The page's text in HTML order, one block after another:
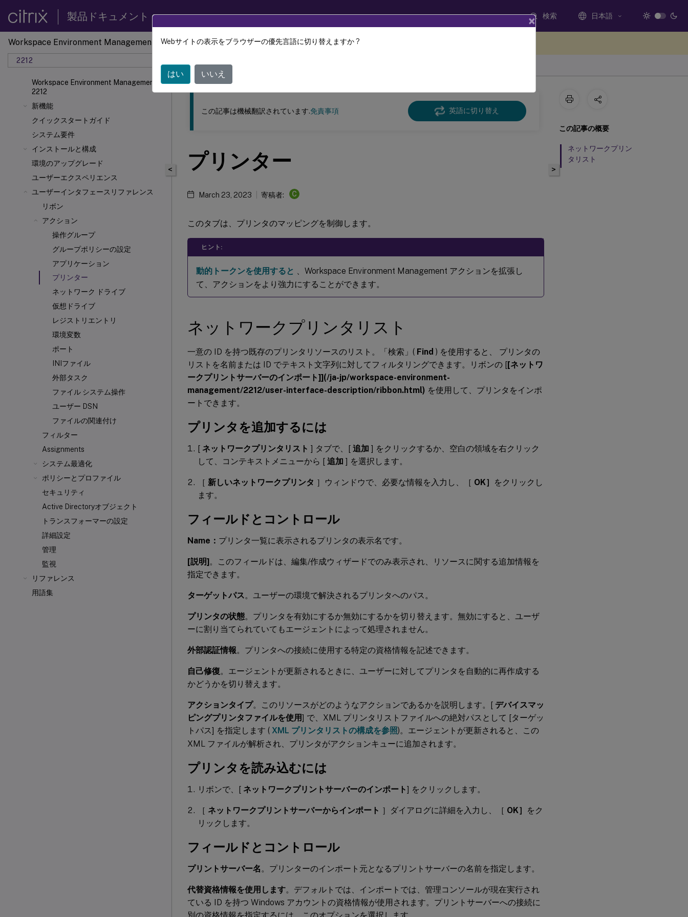
製品ドキュメント 検索 日本語
Workspace Environment Management
2212
Workspace Environment Management
2212
新機能
クイックスタートガイド
システム要件
インストールと構成
環境のアップグレード
ユーザーエクスペリエンス
ユーザーインタフェースリファレンス
リボン
アクション
操作グループ
グループポリシーの設定
アプリケーション
プリンター
ネットワーク ドライブ
仮想ドライブ
レジストリエントリ
環境変数
ポート
INIファイル
外部タスク
ファイル システム操作
ユーザー DSN
ファイルの関連付け
フィルター
Assignments
システム最適化
ポリシーとプロファイル
セキュリティ
Active Directoryオブジェクト
トランスフォーマーの設定
詳細設定
管理
監視
リファレンス
用語集
このコンテンツは動的に機械翻訳されています。
ワークスペース環境管理
<
この記事は機械翻訳されています.免責事項 英語に切り替え
プリンター
March 23, 2023 寄稿者: C
このタブは、プリンタのマッピングを制御します。
ヒント:
動的トークンを使用すると
、Workspace Environment Management アクションを拡張し
て、アクションをより強力にすることができます。
ネットワークプリンタリスト
一意の ID を持つ既存のプリンタリソースのリスト。「検索」( Find ) を使用すると、 プリンタの
リストを名前または ID でテキスト文字列に対してフィルタリングできます。リボンの [[ネットワ
ークプリントサーバーのインポート]](/ja-jp/workspace-environment-
management/2212/user-interface-description/ribbon.html) を使用して、プリンタをインポ
ートできます。
プリンタを追加するには
[ ネットワークプリンタリスト ] タブで、[ 追加 ] をクリックするか、空白の領域を右クリック
して、コンテキストメニューから [ 追加 ] を選択します。
［ 新しいネットワークプリンタ ］ウィンドウで、必要な情報を入力し、［ OK］
をクリックし
ます。
フィールドとコントロール
Name： プリンタ一覧に表示されるプリンタの表示名です。
[説明]。このフィールドは、編集/作成ウィザードでのみ表示され、リソースに関する追加情報を
指定できます。
ターゲットパス 。ユーザーの環境で解決されるプリンタへのパス。
プリンタの状態。プリンタを有効にするか無効にするかを切り替えます。無効にすると、ユーザ
ーに割り当てられていてもエージェントによって処理されません。
外部認証情報。プリンタへの接続に使用する特定の資格情報を記述できます。
自己修復。エージェントが更新されるときに、ユーザーに対してプリンタを自動的に再作成する
かどうかを切り替えます。
アクションタイプ。このリソースがどのようなアクションであるかを説明します。[ デバイスマッ
ピングプリンタファイルを使用] で、XML プリンタリストファイルへの絶対パスとして [ターゲッ
トパス] を指定します ( XML プリンタリストの構成を参照)。エージェントが更新されると、この
XML ファイルが解析され、プリンタがアクションキューに追加されます。
プリンタを読み込むには
リボンで、[ ネットワークプリントサーバーのインポート] をクリックします。
［ ネットワークプリントサーバーからインポート ］ダイアログに詳細を入力し、［ OK］
をク
リックします。
フィールドとコントロール
プリントサーバー名 。プリンターのインポート元となるプリントサーバーの名前を指定します。
代替資格情報を使用します。デフォルトでは、インポートでは、管理コンソールが現在実行され
ている ID を持つ Windows アカウントの資格情報が使用されます。プリントサーバーへの接続に
別の資格情報を指定するには、このオプションを選択します。
>
この記事の概要
ネットワークプリン
タリスト
×
Webサイトの表示をブラウザーの優先言語に切り替えますか ?
はい いいえ